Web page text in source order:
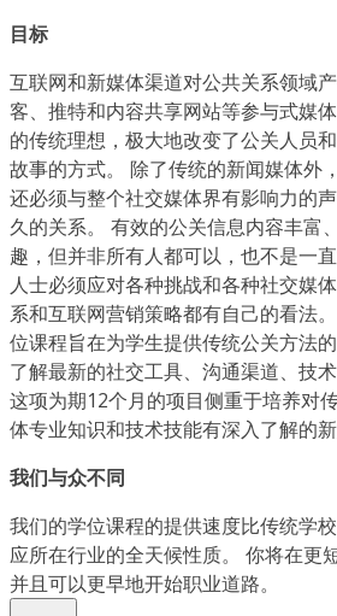
目标
互联网和新媒体渠道对公共关系领域
客、推特和内容共享网站等参与式媒
的传统理想，极大地改变了公关人员
故事的方式。 除了传统的新闻媒体外
还必须与整个社交媒体界有影响力的
久的关系。 有效的公关信息内容丰富
趣，但并非所有人都可以，也不是一
人士必须应对各种挑战和各种社交媒
系和互联网营销策略都有自己的看法
位课程旨在为学生提供传统公关方法
了解最新的社交工具、沟通渠道、技
这项为期12个月的项目侧重于培养对
体专业知识和技术技能有深入了解的新
我们与众不同
我们的学位课程的提供速度比传统学
应所在行业的全天候性质。 你将在更
并且可以更早地开始职业道路。